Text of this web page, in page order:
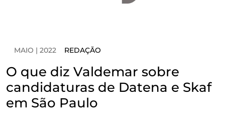
MAIO | 2022 REDAÇÃO
O que diz Valdemar sobre
candidaturas de Datena e Skaf
em São Paulo